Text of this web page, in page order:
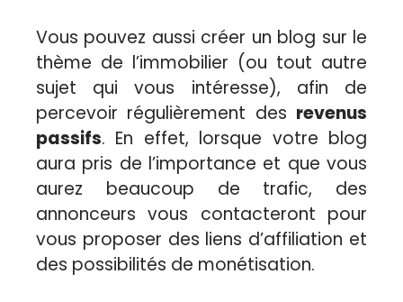
Vous pouvez aussi créer un blog sur le
thème de l’immobilier (ou tout autre
sujet qui vous intéresse), afin de
percevoir régulièrement des revenus
passifs. En effet, lorsque votre blog
aura pris de l’importance et que vous
aurez beaucoup de trafic, des
annonceurs vous contacteront pour
vous proposer des liens d’affiliation et
des possibilités de monétisation.